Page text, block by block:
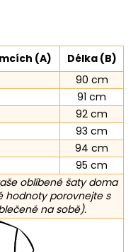
(A)
Délka (B)
90 cm
91 cm
92 cm
93 cm
94 cm
95 cm
oblíbené šaty doma
hodnoty porovnejte s
na sobě).